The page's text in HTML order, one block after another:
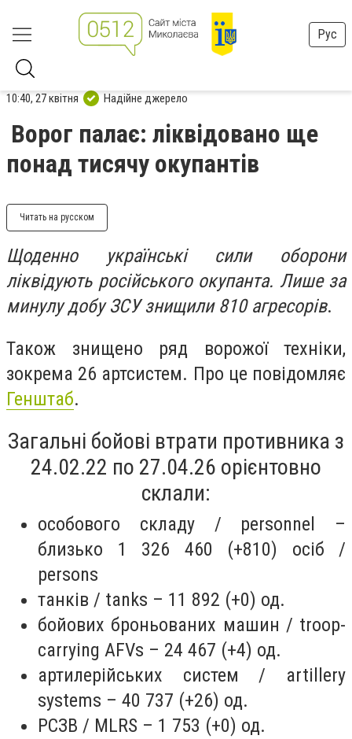
Рус
10:40, 27 квітня Надійне джерело
Ворог палає: ліквідовано ще
понад тисячу окупантів
Читать на русском
Щоденно українські сили оборони
ліквідують російського окупанта. Лише за
минулу добу ЗСУ знищили 810 агресорів.
Також знищено ряд ворожої техніки,
зокрема 26 артсистем. Про це повідомляє
Генштаб.
Загальні бойові втрати противника з
24.02.22 по 27.04.26 орієнтовно
склали:
особового складу / personnel –
близько 1 326 460 (+810) осіб /
persons
танків / tanks – 11 892 (+0) од.
бойових броньованих машин / troop-
carrying AFVs – 24 467 (+4) од.
артилерійських систем / artillery
systems – 40 737 (+26) од.
РСЗВ / MLRS – 1 753 (+0) од.